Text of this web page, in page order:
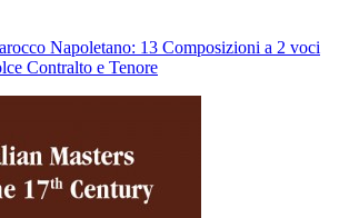
Napoletano: 13 Composizioni a 2 voci
Contralto e Tenore